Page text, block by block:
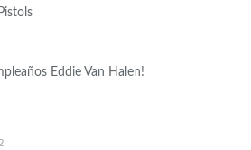
Eddie Van Halen!